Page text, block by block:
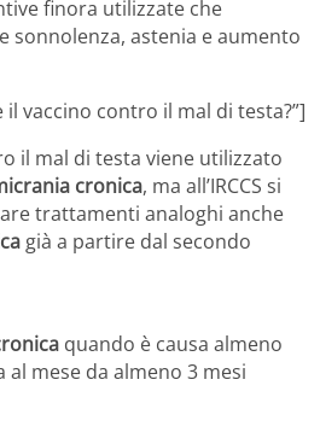
finora utilizzate che
sonnolenza, astenia e aumento
il vaccino contro il mal di testa?”]
il mal di testa viene utilizzato
cronica, ma all’IRCCS si
trattamenti analoghi anche
già a partire dal secondo
quando è causa almeno
mese da almeno 3 mesi